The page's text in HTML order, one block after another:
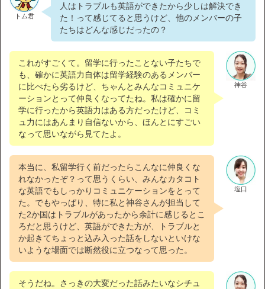
トム君
人はトラブルも英語ができたから少しは解決でき
た！って感じてると思うけど、他のメンバーの子
たちはどんな感じだったの？
神谷
これがすごくて。留学に行ったことない子たちで
も、確かに英語力自体は留学経験のあるメンバー
に比べたら劣るけど、ちゃんとみんなコミュニケ
ーションとって仲良くなってたね。私は確かに留
学に行ったから英語力はある方だったけど、コミ
ュ力にはあんまり自信ないから、ほんとにすごい
なって思いながら見てたよ。
塩口
本当に、私留学行く前だったらこんなに仲良くな
れなかったぞ？って思うくらい、みんなカタコト
な英語でもしっかりコミュニケーションをとって
た。でもやっぱり、特に私と神谷さんが担当して
た2か国はトラブルがあったから余計に感じるとこ
ろだと思うけど、英語ができた方が、トラブルと
か起きてちょっと込み入った話をしないといけな
いような場面では断然役に立つなって思った。
そうだね。さっきの大変だった話みたいなシチュ